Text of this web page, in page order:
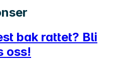
bak rattet? Bli
oss!